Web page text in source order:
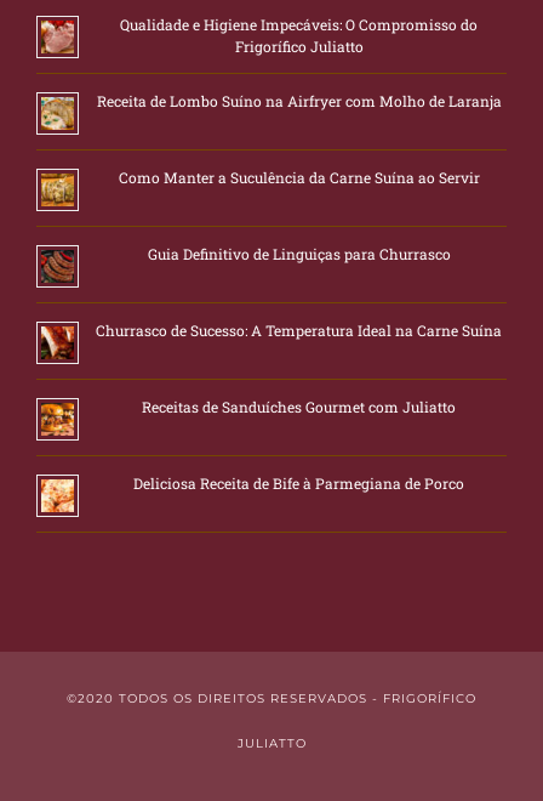
Qualidade e Higiene Impecáveis: O Compromisso do
Frigorífico Juliatto
Receita de Lombo Suíno na Airfryer com Molho de Laranja
Como Manter a Suculência da Carne Suína ao Servir
Guia Definitivo de Linguiças para Churrasco
Churrasco de Sucesso: A Temperatura Ideal na Carne Suína
Receitas de Sanduíches Gourmet com Juliatto
Deliciosa Receita de Bife à Parmegiana de Porco
©2020 TODOS OS DIREITOS RESERVADOS - FRIGORÍFICO
JULIATTO